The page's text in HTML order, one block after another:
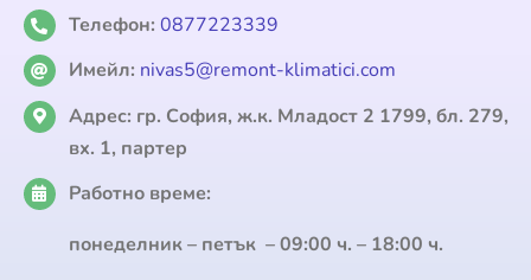
Телефон: 0877223339
Имейл: nivas5@remont-klimatici.com
Адрес: гр. София, ж.к. Младост 2 1799, бл. 279,
вх. 1, партер
Работно време:
понеделник – петък – 09:00 ч. – 18:00 ч.